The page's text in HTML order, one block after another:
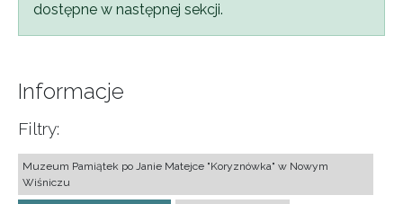
dostępne w następnej sekcji.
Informacje
Filtry:
Muzeum Pamiątek po Janie Matejce "Koryznówka" w Nowym
Wiśniczu